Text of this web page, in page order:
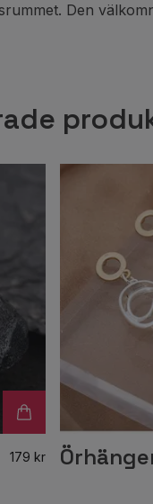
Den
179 kr